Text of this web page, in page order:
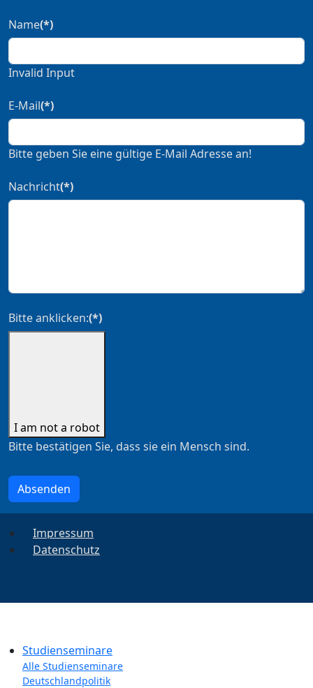
Name(*)
Invalid Input
E-Mail(*)
Bitte geben Sie eine gültige E-Mail Adresse an!
Nachricht(*)
Bitte anklicken:(*)
I am not a robot
Bitte bestätigen Sie, dass sie ein Mensch sind.
Absenden
Impressum
Datenschutz
Studienseminare
Alle Studienseminare
Deutschlandpolitik